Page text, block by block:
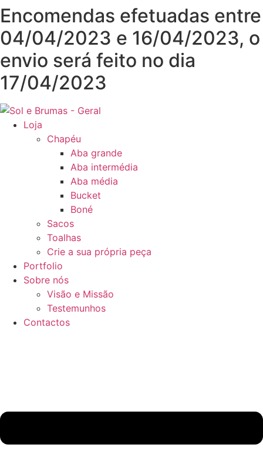
Pular
para
o
conteúdo
Encomendas efetuadas entre
04/04/2023 e 16/04/2023, o
envio será feito no dia
17/04/2023
Loja
Chapéu
Aba grande
Aba intermédia
Aba média
Bucket
Boné
Sacos
Toalhas
Crie a sua própria peça
Portfolio
Sobre nós
Visão e Missão
Testemunhos
Contactos